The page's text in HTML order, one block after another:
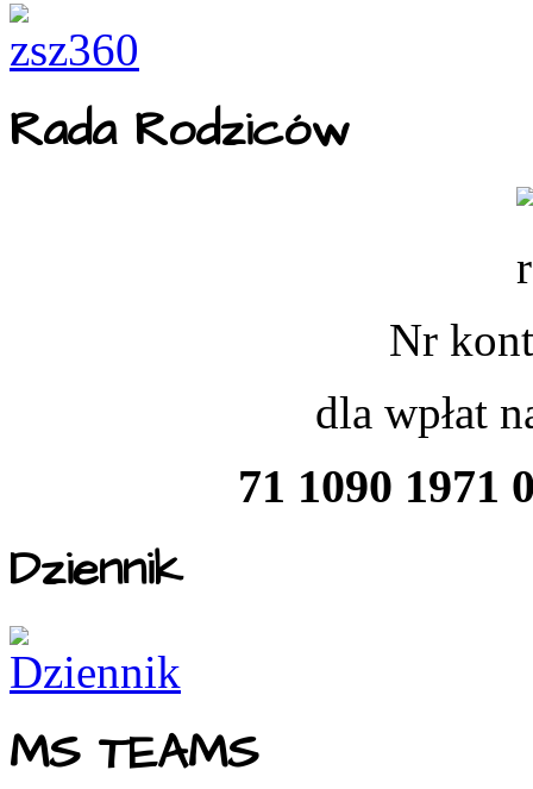
Rada Rodziców
Nr
dla wpłat
71 1090 1971
Dziennik
MS TEAMS